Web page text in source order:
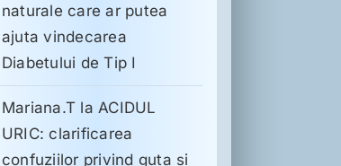
naturale care ar putea
ajuta vindecarea
Diabetului de Tip I
Mariana.T la ACIDUL
URIC: clarificarea
confuziilor privind guta și